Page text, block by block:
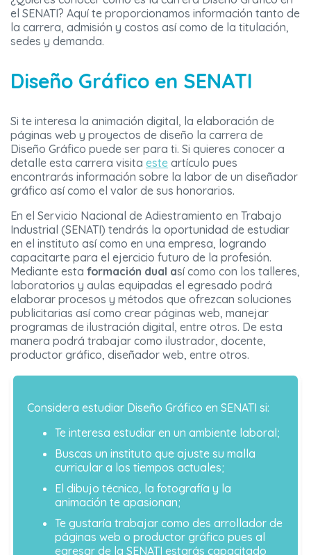
el SENATI? Aquí te proporcionamos información tanto de
la carrera, admisión y costos así como de la titulación,
sedes y demanda.
Diseño Gráfico en SENATI
Si te interesa la animación digital, la elaboración de
páginas web y proyectos de diseño la carrera de
Diseño Gráfico puede ser para ti. Si quieres conocer a
detalle esta carrera visita este artículo pues
encontrarás información sobre la labor de un diseñador
gráfico así como el valor de sus honorarios.
En el Servicio Nacional de Adiestramiento en Trabajo
Industrial (SENATI) tendrás la oportunidad de estudiar
en el instituto así como en una empresa, logrando
capacitarte para el ejercicio futuro de la profesión.
Mediante esta formación dual así como con los talleres,
laboratorios y aulas equipadas el egresado podrá
elaborar procesos y métodos que ofrezcan soluciones
publicitarias así como crear páginas web, manejar
programas de ilustración digital, entre otros. De esta
manera podrá trabajar como ilustrador, docente,
productor gráfico, diseñador web, entre otros.
Considera estudiar Diseño Gráfico en SENATI si:
Te interesa estudiar en un ambiente laboral;
Buscas un instituto que ajuste su malla
curricular a los tiempos actuales;
El dibujo técnico, la fotografía y la
animación te apasionan;
Te gustaría trabajar como des arrollador de
páginas web o productor gráfico pues al
egresar de la SENATI estarás capacitado